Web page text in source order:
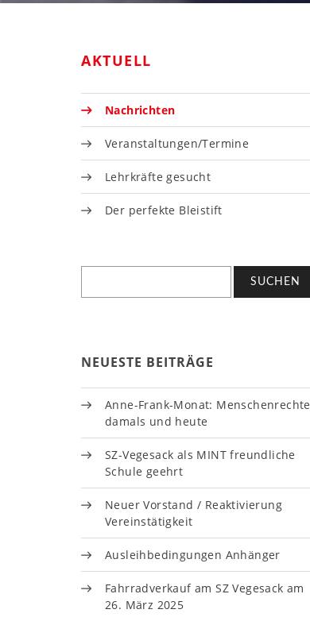
AKTUELL
Nachrichten
Veranstaltungen/Termine
Lehrkräfte gesucht
Der perfekte Bleistift
NEUESTE BEITRÄGE
Anne-Frank-Monat: Menschenrechte
damals und heute
SZ-Vegesack als MINT freundliche
Schule geehrt
Neuer Vorstand / Reaktivierung
Vereinstätigkeit
Ausleihbedingungen Anhänger
Fahrradverkauf am SZ Vegesack am
26. März 2025